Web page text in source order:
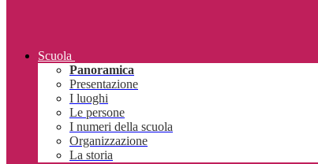
Scuola
Panoramica
Presentazione
I luoghi
Le persone
I numeri della scuola
Organizzazione
La storia